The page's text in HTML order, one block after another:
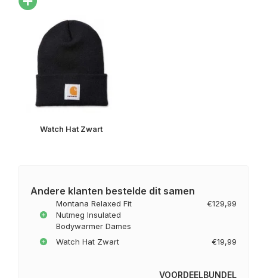
Watch Hat Zwart
Andere klanten bestelde dit samen
Montana Relaxed Fit
Nutmeg Insulated
Bodywarmer Dames
€129,99
Watch Hat Zwart €19,99
VOORDEELBUNDEL